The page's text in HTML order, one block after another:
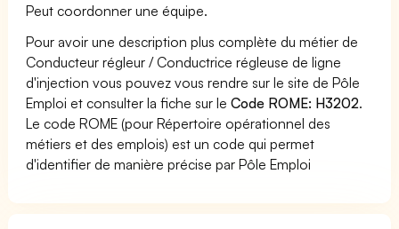
Peut coordonner une équipe.
Pour avoir une description plus complète du métier de
Conducteur régleur / Conductrice régleuse de ligne
d'injection vous pouvez vous rendre sur le site de Pôle
Emploi et consulter la fiche sur leCode ROME: H3202.
Le code ROME (pour Répertoire opérationnel des
métiers et des emplois) est un code qui permet
d'identifier de manière précise par Pôle Emploi